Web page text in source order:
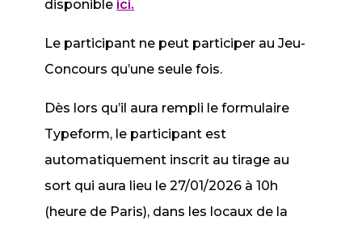
disponible ici.
Le participant ne peut participer au Jeu-
Concours qu’une seule fois.
Dès lors qu’il aura rempli le formulaire
Typeform, le participant est
automatiquement inscrit au tirage au
sort qui aura lieu le 27/01/2026 à 10h
(heure de Paris), dans les locaux de la